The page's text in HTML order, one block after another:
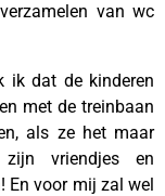
van wc
ik dat de kinderen
met de treinbaan
als ze het maar
vriendjes en
En voor mij zal wel